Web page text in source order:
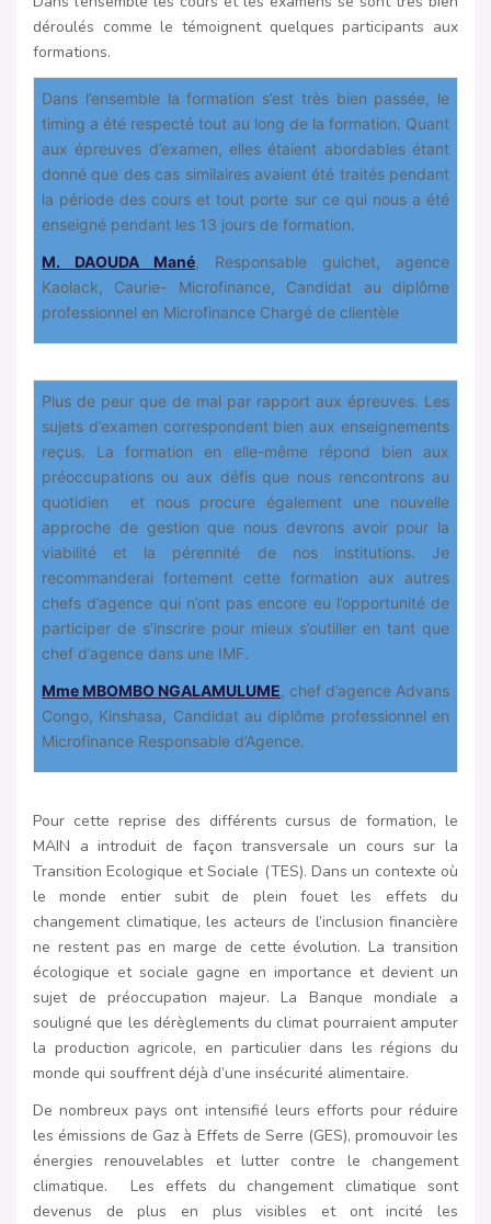
déroulés comme le témoignent quelques participants aux
formations.
Dans l’ensemble la formation s’est très bien passée, le
timing a été respecté tout au long de la formation. Quant
aux épreuves d’examen, elles étaient abordables étant
donné que des cas similaires avaient été traités pendant
la période des cours et tout porte sur ce qui nous a été
enseigné pendant les 13 jours de formation.
M. DAOUDA Mané, Responsable guichet, agence
Kaolack, Caurie- Microfinance, Candidat au diplôme
professionnel en Microfinance Chargé de clientèle
Plus de peur que de mal par rapport aux épreuves. Les
sujets d’examen correspondent bien aux enseignements
reçus. La formation en elle-même répond bien aux
préoccupations ou aux défis que nous rencontrons au
quotidien et nous procure également une nouvelle
approche de gestion que nous devrons avoir pour la
viabilité et la pérennité de nos institutions. Je
recommanderai fortement cette formation aux autres
chefs d’agence qui n’ont pas encore eu l’opportunité de
participer de s’inscrire pour mieux s’outiller en tant que
chef d’agence dans une IMF.
Mme MBOMBO NGALAMULUME, chef d’agence Advans
Congo, Kinshasa, Candidat au diplôme professionnel en
Microfinance Responsable d’Agence.
Pour cette reprise des différents cursus de formation, le
MAIN a introduit de façon transversale un cours sur la
Transition Ecologique et Sociale (TES). Dans un contexte où
le monde entier subit de plein fouet les effets du
changement climatique, les acteurs de l’inclusion financière
ne restent pas en marge de cette évolution. La transition
écologique et sociale gagne en importance et devient un
sujet de préoccupation majeur. La Banque mondiale a
souligné que les dérèglements du climat pourraient amputer
la production agricole, en particulier dans les régions du
monde qui souffrent déjà d’une insécurité alimentaire.
De nombreux pays ont intensifié leurs efforts pour réduire
les émissions de Gaz à Effets de Serre (GES), promouvoir les
énergies renouvelables et lutter contre le changement
climatique. Les effets du changement climatique sont
devenus de plus en plus visibles et ont incité les